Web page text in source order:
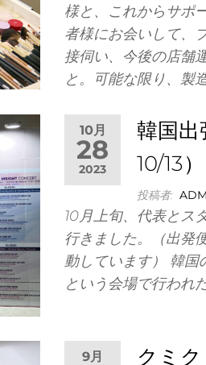
様と、これからサポ
者様にお会いして、
接伺い、今後の店舗
と。可能な限り、製
10月
28
2023
韓国出
10/13）
投稿者:
10月上旬、代表とス
行きました。（出発
動しています） 韓国
という会場で行わ
9月 クミ